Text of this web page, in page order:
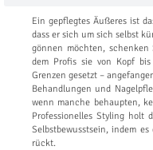
Ein gepflegtes Äußeres ist
dass er sich um sich selbst
gönnen möchten,
dem Profis sie von Kopf
Grenzen gesetzt –
Behandlungen und
wenn manche behaupten,
Professionelles Styling holt
Selbstbewusstsein, indem
rückt.